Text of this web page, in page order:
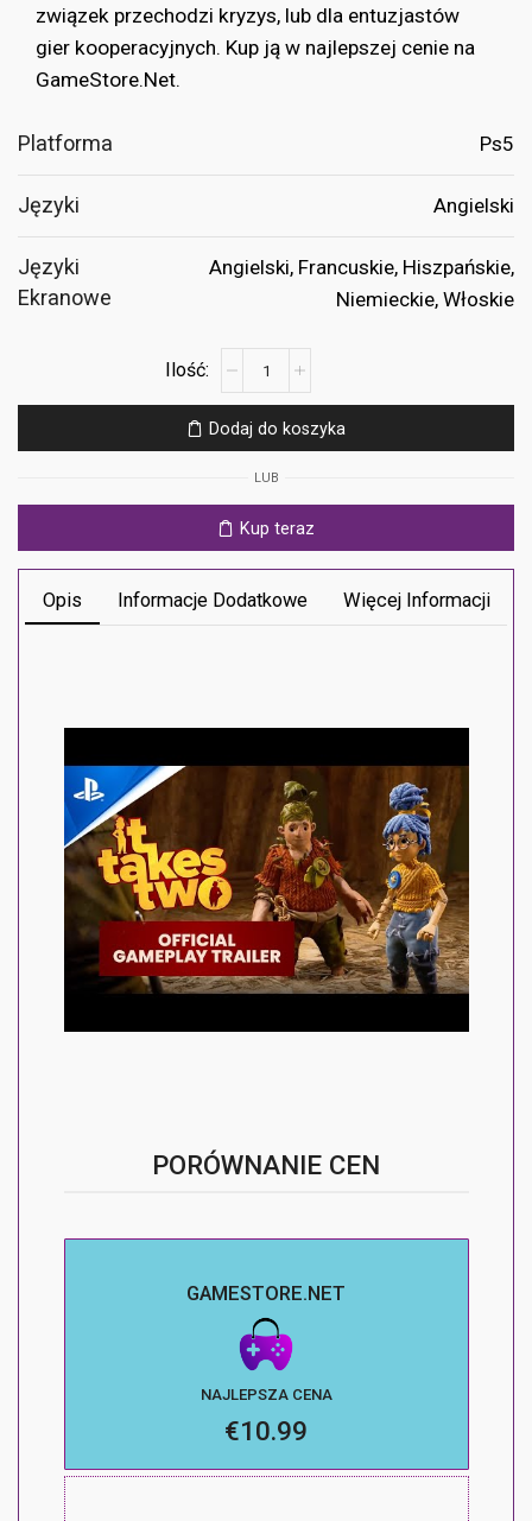
związek przechodzi kryzys, lub dla entuzjastów
gier kooperacyjnych. Kup ją w najlepszej cenie na
GameStore.Net.
Platforma Ps5
Języki Angielski
Języki
Ekranowe
Angielski, Francuskie, Hiszpańskie,
Niemieckie, Włoskie
Takes
Two
Dodaj do koszyka
LUB
Kup teraz
Opis Informacje Dodatkowe Więcej Informacji
PORÓWNANIE CEN
GAMESTORE.NET
NAJLEPSZA CENA
€10.99